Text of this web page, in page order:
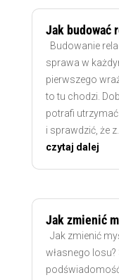
Jak budować
Budowanie
sprawa w
pierwszego
to tu chodzi.
potrafi
i sprawdzić, że
czytaj dalej
Jak zmienić
Jak zmienić
własnego